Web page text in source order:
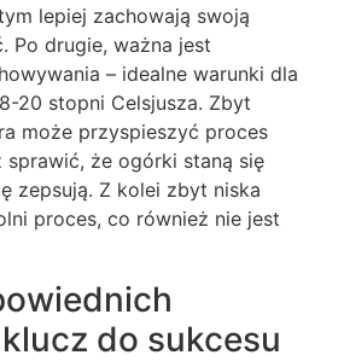
lepiej zachowają swoją
Po drugie, ważna jest
– idealne warunki dla
20 stopni Celsjusza. Zbyt
może przyspieszyć proces
sprawić, że ogórki staną się
zepsują. Z kolei zbyt niska
proces, co również nie jest
do sukcesu